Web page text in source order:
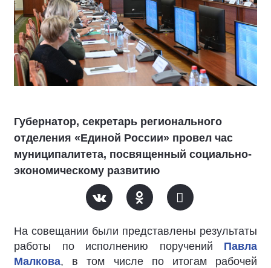
Губернатор, секретарь регионального
отделения «Единой России» провел час
муниципалитета, посвященный социально-
экономическому развитию
На совещании были представлены результаты
работы по исполнению поручений Павла
Малкова, в том числе по итогам рабочей